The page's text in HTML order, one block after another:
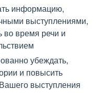
информацию,
выступлениями,
во время речи и
убеждать,
и повысить
выступления